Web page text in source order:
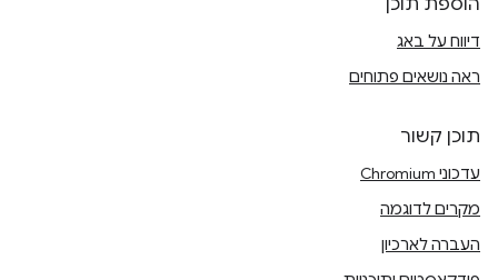
הוספת תוכן
דיווח על באג
ראה נושאים פתוחים
תוכן קשור
עדכוני Chromium
מקרים לדוגמה
העברה לארכיון